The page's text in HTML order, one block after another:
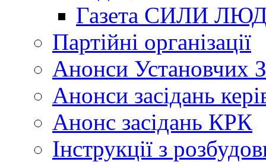
Газета СИЛИ
Партійні організації
Анонси Установчих
Анонси засідань
Анонс засідань КРК
Інструкції з